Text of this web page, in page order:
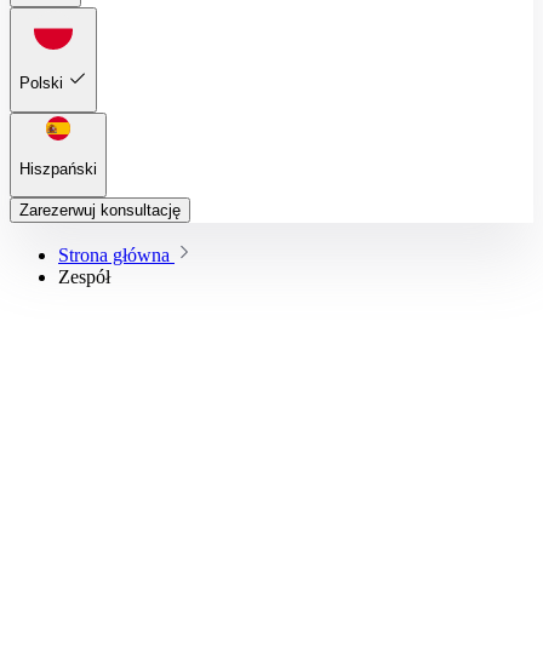
Polski
Hiszpański
Zarezerwuj konsultację
Strona główna
Zespół